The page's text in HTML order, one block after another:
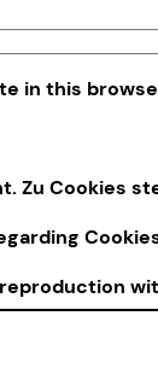
in this
Zu Cookies